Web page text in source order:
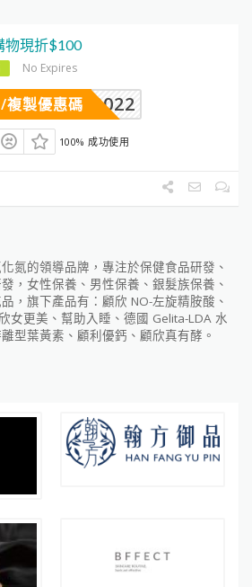
物現折$100
No Expires
VIP2022
複製優惠碼
100% 成功使用
氮的領導品牌，專注於保健食品研發、
，女性保養、男性保養、銀髮族保養、
，旗下產品有：顧欣 NO-左旋精胺酸、
女更美、幫助入睡、德國 Gelita-LDA 水
型葉黃素、顧利優鈣、顧欣真有酵。